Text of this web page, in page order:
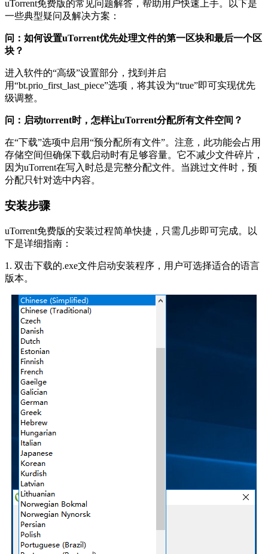
uTorrent免费版的常见问题解答，帮助用户快速上手。以下是
一些典型疑问及解决方案：
问：如何设置uTorrent优先处理文件的第一区块和最后一个区
块？
进入软件的“高级”设置部分，找到并启
用“bt.prio_first_last_piece”选项，将其设为“true”即可实现优先
级调整。
问：启动torrent时，怎样让uTorrent分配所有文件空间？
在“下载”选项中启用“预分配所有文件”。注意，此功能会占用
存储空间但确保下载启动时有足够容量。它不减少文件碎片，
因为uTorrent在写入时总是完整分配文件。当跳过文件时，预
分配只针对选中内容。
安装步骤
uTorrent免费版的安装过程简单快捷，只需几步即可完成。以
下是详细指南：
1. 双击下载的.exe文件启动安装程序，用户可选择适合的语言
版本。